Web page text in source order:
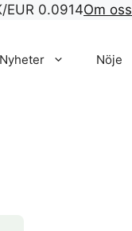
EUR 0.0914Om oss
Nyheter Nöje